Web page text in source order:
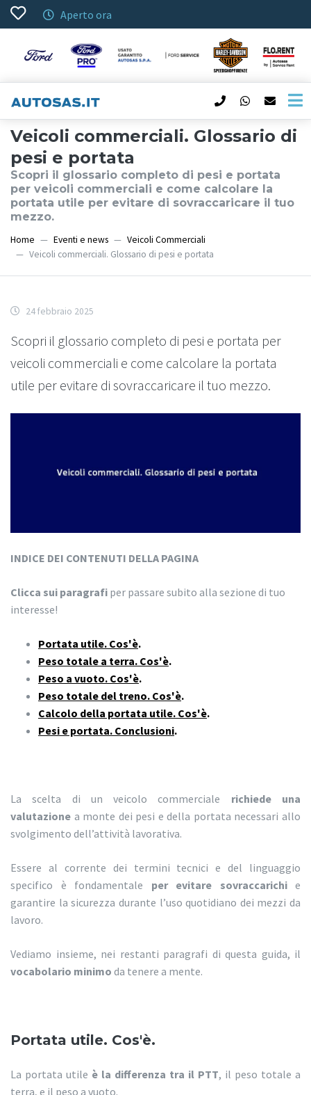
Aperto ora
Veicoli commerciali. Glossario di
pesi e portata
Scopri il glossario completo di pesi e portata
per veicoli commerciali e come calcolare la
portata utile per evitare di sovraccaricare il tuo
mezzo.
Home Eventi e news
Veicoli Commerciali
Veicoli commerciali. Glossario di pesi e portata
24 febbraio 2025
Scopri il glossario completo di pesi e portata per
veicoli commerciali e come calcolare la portata
utile per evitare di sovraccaricare il tuo mezzo.
INDICE DEI CONTENUTI DELLA PAGINA
Clicca sui paragrafi per passare subito alla sezione di tuo
interesse!
Portata utile. Cos'è.
Peso totale a terra. Cos'è.
Peso a vuoto. Cos'è.
Peso totale del treno. Cos'è.
Calcolo della portata utile. Cos'è.
Pesi e portata. Conclusioni.
La scelta di un veicolo commerciale richiede una
valutazione a monte dei pesi e della portata necessari allo
svolgimento dell’attività lavorativa.
Essere al corrente dei termini tecnici e del linguaggio
specifico è fondamentale per evitare sovraccarichie
garantire la sicurezza durante l’uso quotidiano dei mezzi da
lavoro.
Vediamo insieme, nei restanti paragrafi di questa guida, il
vocabolario minimo da tenere a mente.
Portata utile. Cos'è.
La portata utile è la differenza tra il PTT, il peso totale a
terra, e il peso a vuoto.